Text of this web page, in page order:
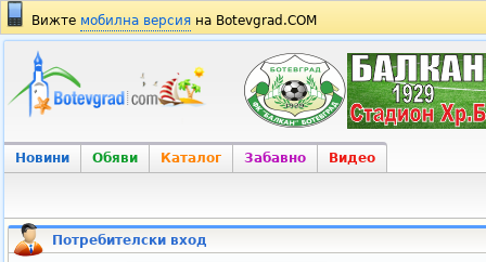
Вижте мобилна версия на Botevgrad.COM
Новини Обяви Каталог Забавно Видео
Потребителски вход